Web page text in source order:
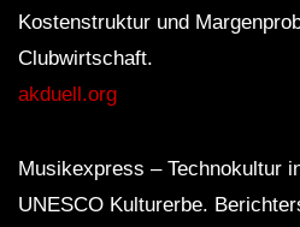
Kostenstruktur und
Clubwirtschaft.
akduell.org
Musikexpress – Technokultur
UNESCO Kulturerbe.